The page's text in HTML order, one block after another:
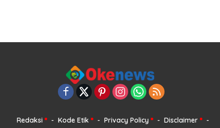
Redaksi Kode Etik Privacy Policy
Disclaimer